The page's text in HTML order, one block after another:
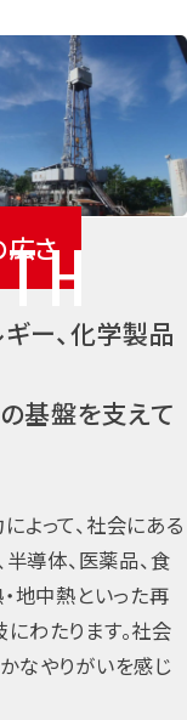
さ
ー、化学製品
基盤を支えて
よって、社会にある
導体、医薬品、食
地中熱といった再
わたります。社会
なやりがいを感じ